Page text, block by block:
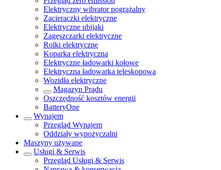
Elektryczny wibrator pogrążalny
Zacieraczki elektryczne
Elektryczne ubijaki
Zagęszczarki elektryczne
Rolki elektryczne
Koparka elektryczna
Elektryczne ładowarki kołowe
Elektryczna ładowarka teleskopowa
Wozidła elektryczne
Magazyn Prądu
Oszczędność kosztów energii
BatteryOne
Wynajem
Przegląd Wynajem
Oddziały wypożyczalni
Maszyny używane
Usługi & Serwis
Przegląd Usługi & Serwis